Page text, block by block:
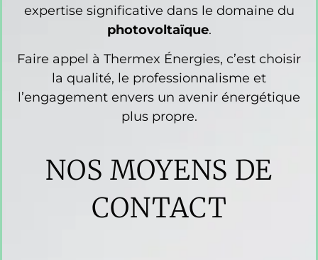
expertise significative dans le domaine du
photovoltaïque.
Faire appel à Thermex Énergies, c’est choisir
la qualité, le professionnalisme et
l’engagement envers un avenir énergétique
plus propre.
NOS MOYENS DE
CONTACT